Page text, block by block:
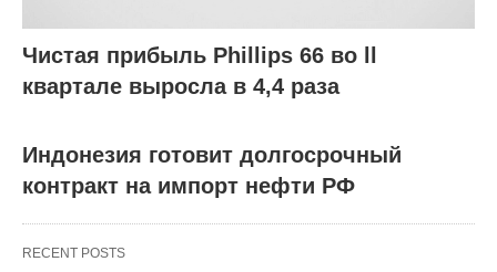
Чистая прибыль Phillips 66 во ll
квартале выросла в 4,4 раза
Индонезия готовит долгосрочный
контракт на импорт нефти РФ
RECENT POSTS